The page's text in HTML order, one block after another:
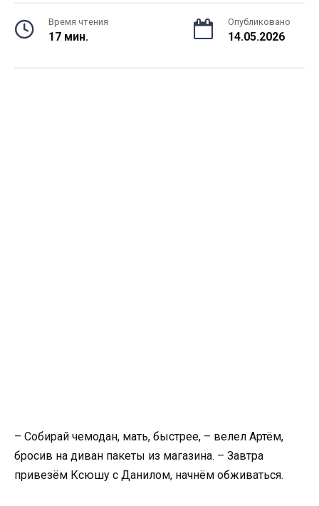
Время чтения
17 мин.
Опубликовано
14.05.2026
– Собирай чемодан, мать, быстрее, – велел Артём,
бросив на диван пакеты из магазина. – Завтра
привезём Ксюшу с Данилом, начнём обживаться.